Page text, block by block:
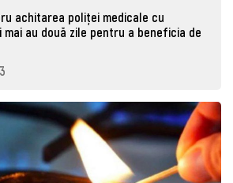
achitarea poliței medicale cu
mai au două zile pentru a beneficia de